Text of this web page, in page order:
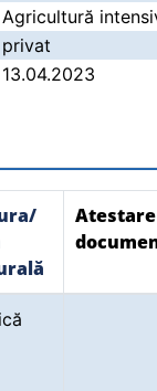
Agricultură
privat
13.04.2023
Atestare